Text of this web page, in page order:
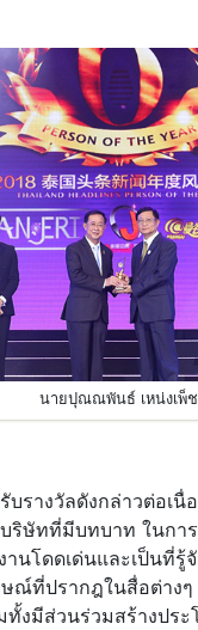
นายปุณณพันธ์ เหน่งเพ็
บรางวัลดังกล่าวต่อเนื่
ริษัทที่มีบทบาท ในกา
นโดดเด่นและเป็นที่รู้
ณ์ที่ปรากฎในสื่อต่างๆ
ทั้งมีส่วนร่วมสร้างปร